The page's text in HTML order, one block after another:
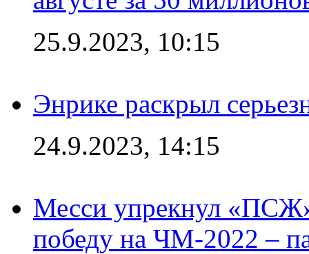
25.9.2023, 10:15
Энрике раскрыл
24.9.2023, 14:15
Месси упрекнул «ПСЖ»
победу на ЧМ-2022 –